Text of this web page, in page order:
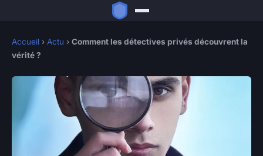
Accueil › Actu › Comment les détectives privés découvrent la
vérité ?